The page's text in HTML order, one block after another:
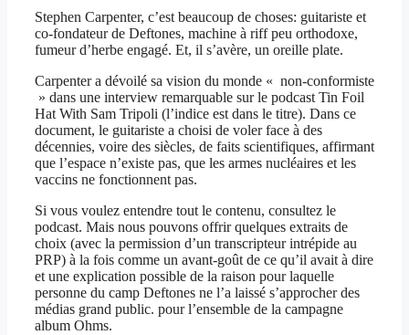
Stephen Carpenter, c’est beaucoup de choses: guitariste et
co-fondateur de Deftones, machine à riff peu orthodoxe,
fumeur d’herbe engagé. Et, il s’avère, un oreille plate.
Carpenter a dévoilé sa vision du monde « non-conformiste
» dans une interview remarquable sur le podcast Tin Foil
Hat With Sam Tripoli (l’indice est dans le titre). Dans ce
document, le guitariste a choisi de voler face à des
décennies, voire des siècles, de faits scientifiques, affirmant
que l’espace n’existe pas, que les armes nucléaires et les
vaccins ne fonctionnent pas.
Si vous voulez entendre tout le contenu, consultez le
podcast. Mais nous pouvons offrir quelques extraits de
choix (avec la permission d’un transcripteur intrépide au
PRP) à la fois comme un avant-goût de ce qu’il avait à dire
et une explication possible de la raison pour laquelle
personne du camp Deftones ne l’a laissé s’approcher des
médias grand public. pour l’ensemble de la campagne
album Ohms.